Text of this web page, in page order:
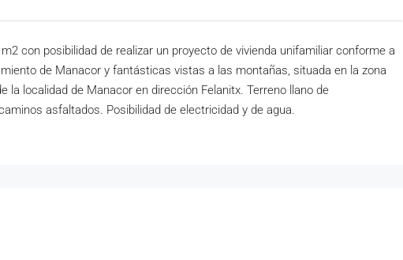
con posibilidad de realizar un proyecto de vivienda unifamiliar conforme a
de Manacor y fantásticas vistas a las montañas, situada en la zona
la localidad de Manacor en dirección Felanitx. Terreno llano de
asfaltados. Posibilidad de electricidad y de agua.